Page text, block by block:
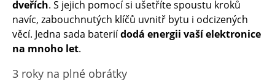
dveřích. S jejich pomocí si ušetříte spoustu kroků
navíc, zabouchnutých klíčů uvnitř bytu i odcizených
věcí. Jedna sada bateriídodá energii vaší elektronice
na mnoho let.
3 roky na plné obrátky